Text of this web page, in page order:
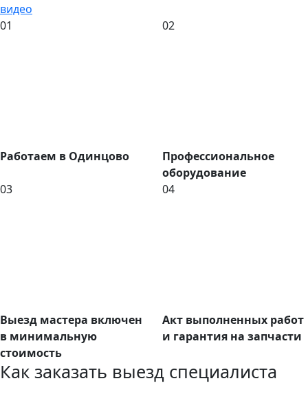
видео
01
Работаем в Одинцово
02
Профессиональное
оборудование
03
Выезд мастера включен
в минимальную
стоимость
04
Акт выполненных работ
и гарантия на запчасти
Как заказать выезд специалиста